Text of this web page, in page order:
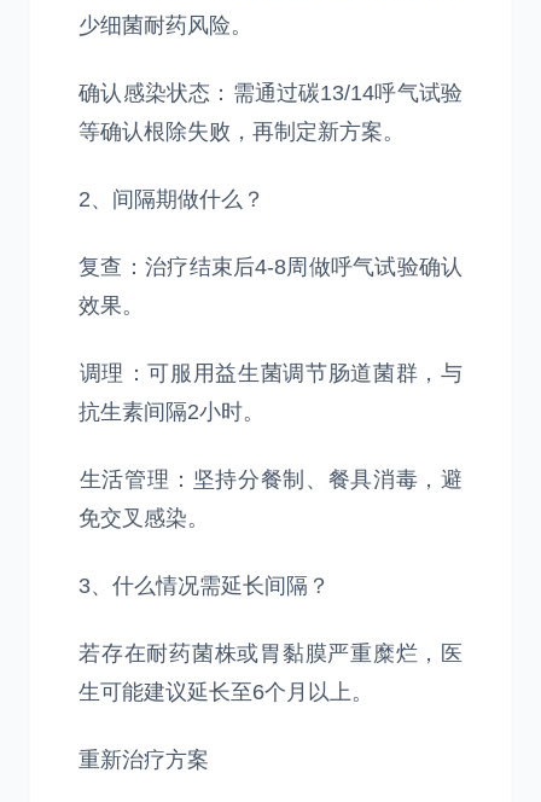
少细菌耐药风险。
‌确认感染状态‌：需通过碳13/14呼气试验
等确认根除失败，再制定新方案。
2、间隔期做什么？
‌复查‌：治疗结束后4-8周做呼气试验确认
效果。
‌调理‌：可服用益生菌调节肠道菌群，与
抗生素间隔2小时。
‌生活管理‌：坚持分餐制、餐具消毒，避
免交叉感染。
3、什么情况需延长间隔？
若存在耐药菌株或胃黏膜严重糜烂，医
生可能建议延长至‌6个月以上‌。
重新治疗方案